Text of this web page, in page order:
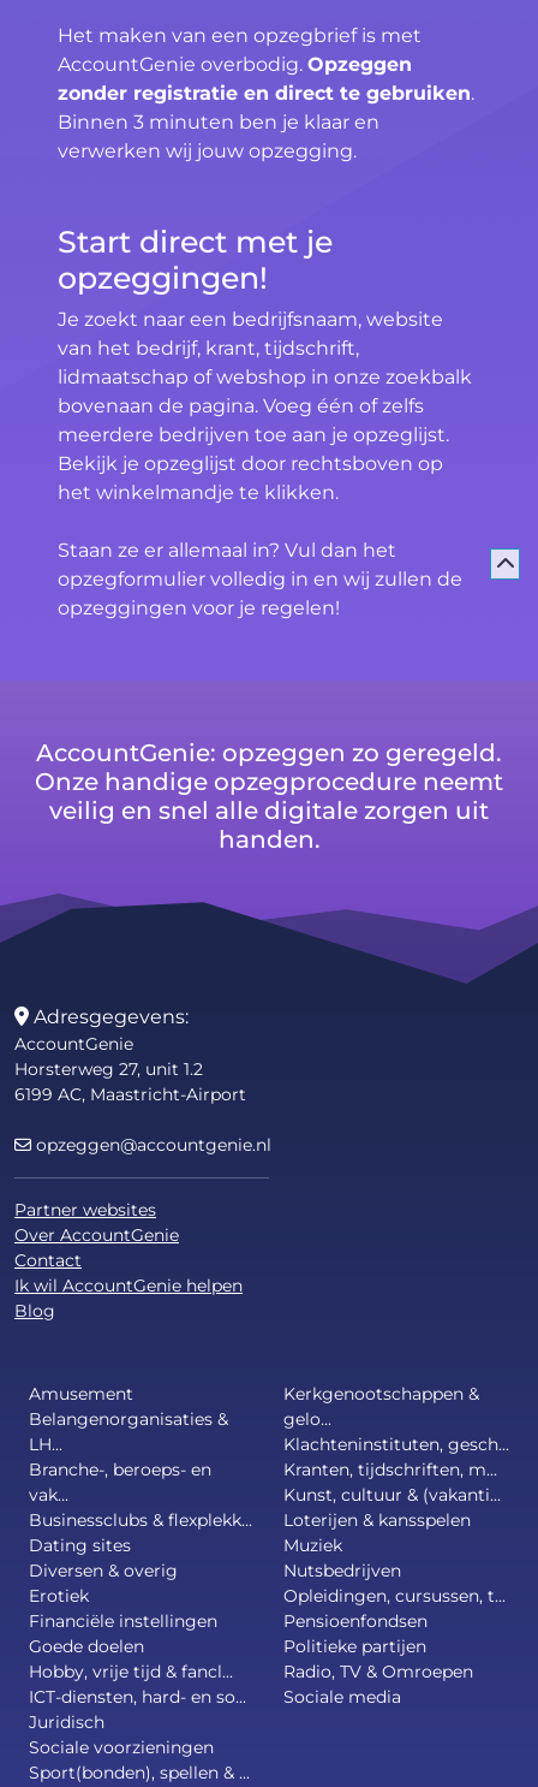
Het maken van een opzegbrief is met
AccountGenie overbodig. Opzeggen
zonder registratie en direct te gebruiken.
Binnen 3 minuten ben je klaar en
verwerken wij jouw opzegging.
Start direct met je
opzeggingen!
Je zoekt naar een bedrijfsnaam, website
van het bedrijf, krant, tijdschrift,
lidmaatschap of webshop in onze zoekbalk
bovenaan de pagina. Voeg één of zelfs
meerdere bedrijven toe aan je opzeglijst.
Bekijk je opzeglijst door rechtsboven op
het winkelmandje te klikken.
Staan ze er allemaal in? Vul dan het
opzegformulier volledig in en wij zullen de
opzeggingen voor je regelen!
AccountGenie: opzeggen zo geregeld.
Onze handige opzegprocedure neemt
veilig en snel alle digitale zorgen uit
handen.
Adresgegevens:
AccountGenie
Horsterweg 27, unit 1.2
6199 AC, Maastricht-Airport
opzeggen@accountgenie.nl
Partner websites
Over AccountGenie
Contact
Ik wil AccountGenie helpen
Blog
Amusement
Belangenorganisaties &
LH...
Branche-, beroeps- en
vak...
Businessclubs & flexplekk...
Dating sites
Diversen & overig
Erotiek
Financiële instellingen
Goede doelen
Hobby, vrije tijd & fancl...
ICT-diensten, hard- en so...
Juridisch
Kerkgenootschappen &
gelo...
Klachteninstituten, gesch...
Kranten, tijdschriften, m...
Kunst, cultuur & (vakanti...
Loterijen & kansspelen
Muziek
Nutsbedrijven
Opleidingen, cursussen, t...
Pensioenfondsen
Politieke partijen
Radio, TV & Omroepen
Sociale media
Sociale voorzieningen
Sport(bonden), spellen & ...